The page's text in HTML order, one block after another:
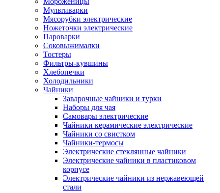
Мультиварки
Мясорубки электрические
Ножеточки электрические
Пароварки
Соковыжималки
Тостеры
Фильтры-кувшины
Хлебопечки
Холодильники
Чайники
Заварочные чайники и турки
Наборы для чая
Самовары электрические
Чайники керамические электрические
Чайники со свистком
Чайники-термосы
Электрические стеклянные чайники
Электрические чайники в пластиковом
корпусе
Электрические чайники из нержавеющей
стали